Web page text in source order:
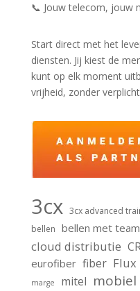
📞 Jouw telecom, jouw
Start direct met het
diensten. Jij kiest de
kunt op elk moment
vrijheid, zonder
3cx 3cx advanced
bellen bellen met
cloud distributie
eurofiber fiber Flux
marge mitel mobiel